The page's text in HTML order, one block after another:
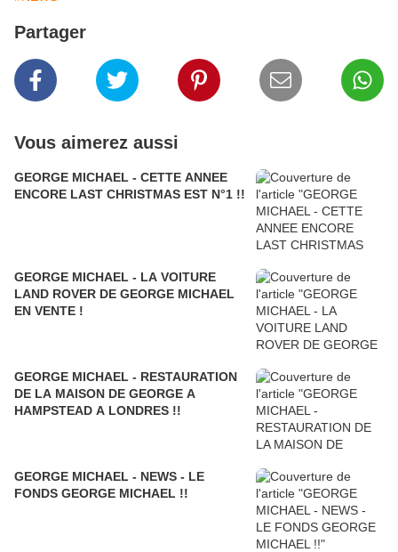
Partager
Vous aimerez aussi
GEORGE MICHAEL - CETTE ANNEE
ENCORE LAST CHRISTMAS EST N°1 !!
GEORGE MICHAEL - LA VOITURE
LAND ROVER DE GEORGE MICHAEL
EN VENTE !
GEORGE MICHAEL - RESTAURATION
DE LA MAISON DE GEORGE A
HAMPSTEAD A LONDRES !!
GEORGE MICHAEL - NEWS - LE
FONDS GEORGE MICHAEL !!